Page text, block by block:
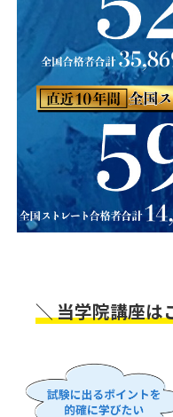
＼ 当学院講座は